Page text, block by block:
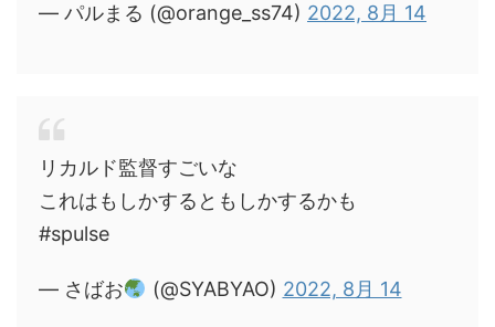
— パルまる (@orange_ss74) 2022, 8月 14
リカルド監督すごいな
これはもしかするともしかするかも
#spulse
— さばお (@SYABYAO) 2022, 8月 14